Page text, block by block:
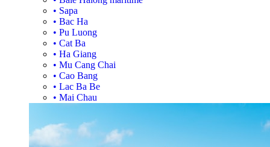
• Sapa
• Bac Ha
• Pu Luong
• Cat Ba
• Ha Giang
• Mu Cang Chai
• Cao Bang
• Lac Ba Be
• Mai Chau